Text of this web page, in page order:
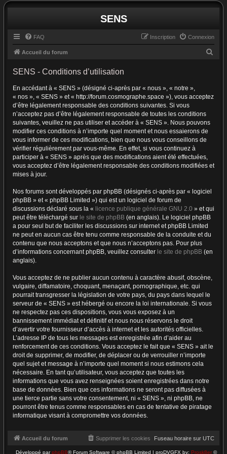
SENS
FAQ Connexion
Inscription
Accueil du forum
SENS - Conditions d’utilisation
En accédant à « SENS » (désigné ci-après par « nous », « notre »,
« nos », « SENS » et « http://forum.cosmographe.space »), vous acceptez
d’être légalement responsable des conditions suivantes. Si vous
n’acceptez pas d’être légalement responsable de toutes les conditions
suivantes, veuillez ne pas utiliser et accéder à « SENS ». Nous pouvons
modifier ces conditions à n’importe quel moment et nous essaierons de
vous informer de ces modifications, bien que nous vous conseillons de
vérifier régulièrement par vous-même. En effet, si vous continuez à
participer à « SENS » après que des modifications aient été effectuées,
vous acceptez d’être légalement responsable des conditions modifiées et
mises à jour.
Nos forums sont développés par phpBB (désignés ci-après par « logiciel
phpBB » et « phpBB Limited ») qui est un logiciel de forum de
discussions déclaré sous la « licence publique générale GNU 2.0 » et qui
peut être téléchargé sur le site de phpBB (en anglais). Le logiciel phpBB
a pour seul but de faciliter les discussions sur internet et phpBB Limited
ne peut en aucun cas être tenu comme responsable de la conduite et du
contenu que nous acceptons et que nous n’acceptons pas. Pour plus
d’informations concernant phpBB, veuillez consulter le site de phpBB (en
anglais).
Vous acceptez de ne publier aucun contenu à caractère abusif, obscène,
vulgaire, diffamatoire, choquant, menaçant, pornographique, etc. qui
pourrait transgresser la législation de votre pays, du pays dans lequel le
serveur de « SENS » est hébergé ou encore la loi internationale. Si vous
ne respectez pas ces dispositions, vous vous exposez à un
bannissement immédiat et définitif et nous nous réservons le droit
d’avertir votre fournisseur d’accès à internet et les autorités officielles.
L’adresse IP de tous les messages est enregistrée afin d’aider au
renforcement de ces conditions. Vous acceptez le fait que « SENS » ait le
droit de supprimer, de modifier, de déplacer ou de verrouiller n’importe
quel sujet et message à n’importe quel moment si nous estimons cela
nécessaire. En tant qu’utilisateur, vous acceptez que toutes les
informations que vous avez renseignées soient enregistrées dans notre
base de données. Bien que ces informations ne seront pas diffusées à
une tierce partie sans votre consentement, ni « SENS », ni phpBB, ne
pourront être tenus comme responsables en cas de tentative de piratage
informatique visant à compromettre vos données.
Accueil du forum Fuseau horaire sur UTC
Supprimer les cookies
Développé parphpBB® Forum Software © phpBB Limited | proDVGFX by: Prosk8er©